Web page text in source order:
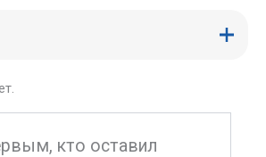
кто оставил